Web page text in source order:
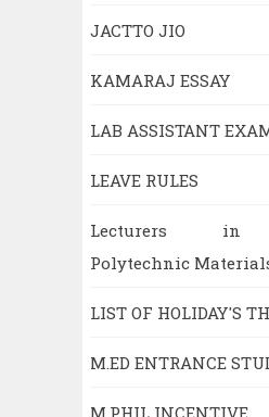
JACTTO JIO
KAMARAJ ESSAY
LAB ASSISTANT
LEAVE RULES
Lecturers in
Polytechnic
LIST OF HOLIDAY'S
M.ED ENTRANCE
M.PHIL INCENTIVE